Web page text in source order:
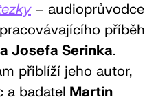
– audioprůvodce
příběh
Josefa Serinka.
přiblíží jeho autor,
a badatel Martin